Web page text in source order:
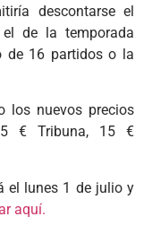
descontarse el
de la temporada
de 16 partidos o la
los nuevos precios
€ Tribuna, 15 €
el lunes 1 de julio y
aquí.